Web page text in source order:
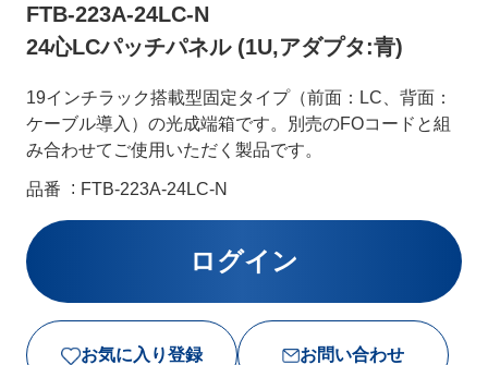
FTB-223A-24LC-N
24心LCパッチパネル (1U,アダプタ:青)
19インチラック搭載型固定タイプ（前面：LC、背面：
ケーブル導入）の光成端箱です。別売のFOコードと組
み合わせてご使用いただく製品です。
品番 FTB-223A-24LC-N
お気に入り登録 お問い合わせ